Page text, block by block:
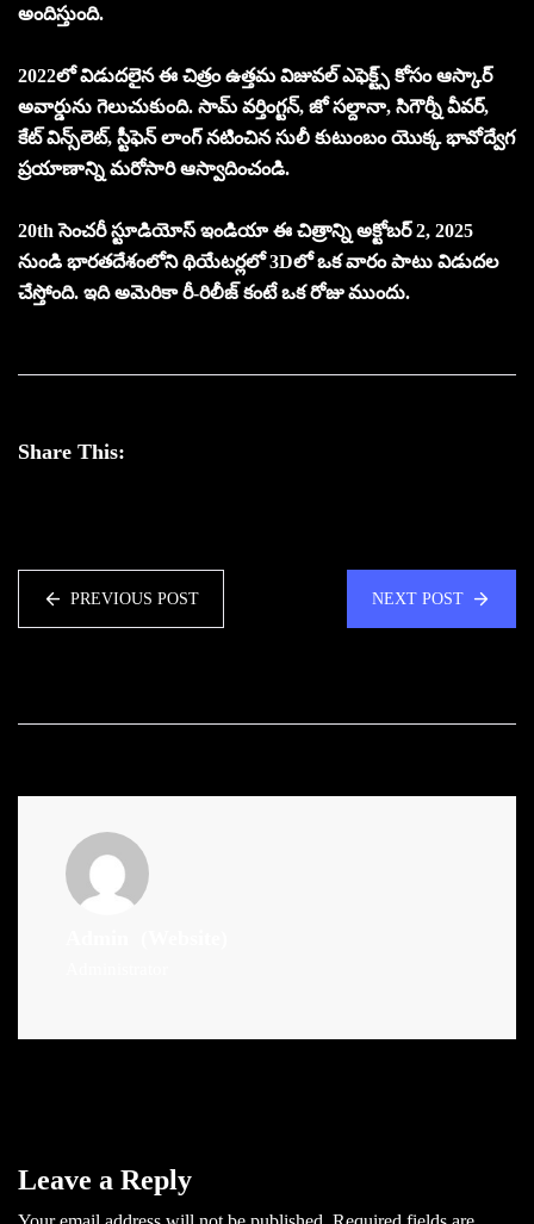
అందిస్తుంది.
2022లో విడుదలైన ఈ చిత్రం ఉత్తమ విజువల్ ఎఫెక్ట్స్ కోసం ఆస్కార్
అవార్డును గెలుచుకుంది. సామ్ వర్తింగ్టన్, జో సల్దానా, సిగౌర్నీ వీవర్,
కేట్ విన్స్‌లెట్, స్టీఫెన్ లాంగ్ నటించిన సులీ కుటుంబం యొక్క భావోద్వేగ
ప్రయాణాన్ని మరోసారి ఆస్వాదించండి.
20th సెంచరీ స్టూడియోస్ ఇండియా ఈ చిత్రాన్ని అక్టోబర్ 2, 2025
నుండి భారతదేశంలోని థియేటర్లలో 3Dలో ఒక వారం పాటు విడుదల
చేస్తోంది. ఇది అమెరికా రీ-రిలీజ్ కంటే ఒక రోజు ముందు.
Share This:
PREVIOUS POST NEXT POST
Leave a Reply